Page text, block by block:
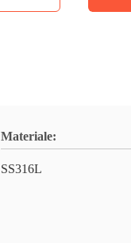
Materiale:
SS316L